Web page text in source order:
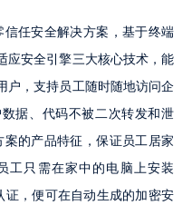
任安全解决方案，基于终端
应安全引擎三大核心技术，能
户，支持员工随时随地访问企
据、代码不被二次转发和泄
的产品特征，保证员工居家
工只需在家中的电脑上安装
证，便可在自动生成的加密安